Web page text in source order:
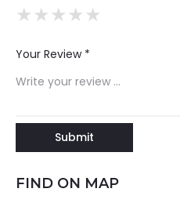
★
★★
★★★
★★★★
★★★★★
Your Review *
FIND ON MAP